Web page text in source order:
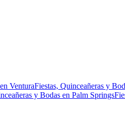
VenturaFiestas, Quinceañeras y
y Bodas en Palm Springs